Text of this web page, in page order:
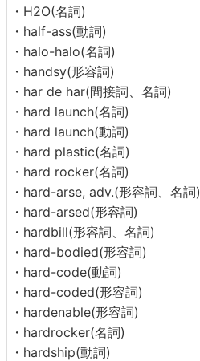
・H2O(名詞)
・half-ass(動詞)
・halo-halo(名詞)
・handsy(形容詞)
・har de har(間接詞、名詞)
・hard launch(名詞)
・hard launch(動詞)
・hard plastic(名詞)
・hard rocker(名詞)
・hard-arse, adv.(形容詞、名詞)
・hard-arsed(形容詞)
・hardbill(形容詞、名詞)
・hard-bodied(形容詞)
・hard-code(動詞)
・hard-coded(形容詞)
・hardenable(形容詞)
・hardrocker(名詞)
・hardship(動詞)